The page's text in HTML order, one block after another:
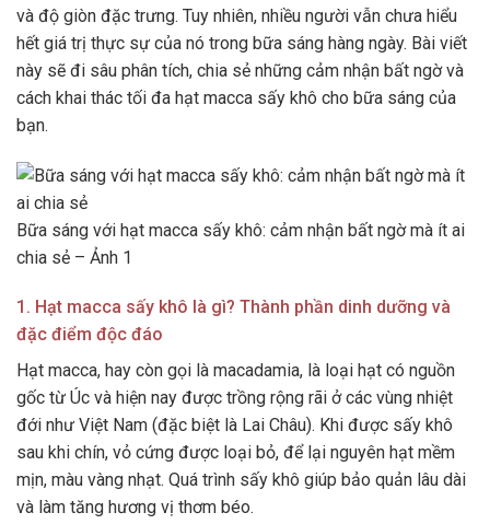
và độ giòn đặc trưng. Tuy nhiên, nhiều người vẫn chưa hiểu
hết giá trị thực sự của nó trong bữa sáng hàng ngày. Bài viết
này sẽ đi sâu phân tích, chia sẻ những cảm nhận bất ngờ và
cách khai thác tối đa hạt macca sấy khô cho bữa sáng của
bạn.
Bữa sáng với hạt macca sấy khô: cảm nhận bất ngờ mà ít ai
chia sẻ – Ảnh 1
1. Hạt macca sấy khô là gì? Thành phần dinh dưỡng và
đặc điểm độc đáo
Hạt macca, hay còn gọi là macadamia, là loại hạt có nguồn
gốc từ Úc và hiện nay được trồng rộng rãi ở các vùng nhiệt
đới như Việt Nam (đặc biệt là Lai Châu). Khi được sấy khô
sau khi chín, vỏ cứng được loại bỏ, để lại nguyên hạt mềm
mịn, màu vàng nhạt. Quá trình sấy khô giúp bảo quản lâu dài
và làm tăng hương vị thơm béo.